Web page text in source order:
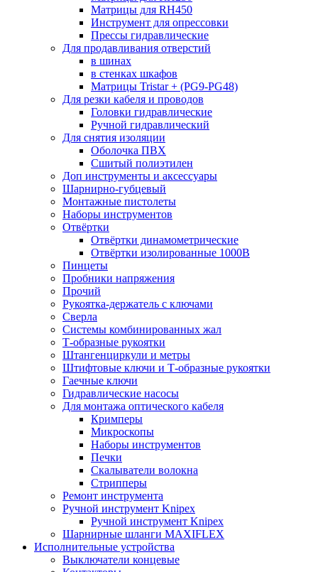
Матрицы для RH450
Инструмент для опрессовки
Прессы гидравлические
Для продавливания отверстий
в шинах
в стенках шкафов
Матрицы Tristar + (PG9-PG48)
Для резки кабеля и проводов
Головки гидравлические
Ручной гидравлический
Для снятия изоляции
Оболочка ПВХ
Сшитый полиэтилен
Доп инструменты и аксессуары
Шарнирно-губцевый
Монтажные пистолеты
Наборы инструментов
Отвёртки
Отвёртки динамометрические
Отвёртки изолированные 1000В
Пинцеты
Пробники напряжения
Прочий
Рукоятка-держатель с ключами
Сверла
Системы комбинированных жал
Т-образные рукоятки
Штангенциркули и метры
Штифтовые ключи и Т-образные рукоятки
Гаечные ключи
Гидравлические насосы
Для монтажа оптического кабеля
Кримперы
Микроскопы
Наборы инструментов
Печки
Скалыватели волокна
Стрипперы
Ремонт инструмента
Ручной инструмент Knipex
Ручной инструмент Knipex
Шарнирные шланги MAXIFLEX
Исполнительные устройства
Выключатели концевые